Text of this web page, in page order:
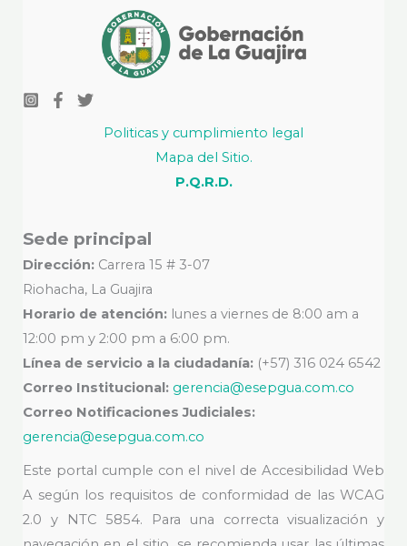
Politicas y cumplimiento legal
Mapa del Sitio.
P.Q.R.D.
Sede principal
Dirección: Carrera 15 # 3-07
Riohacha, La Guajira
Horario de atención: lunes a viernes de 8:00 am a
12:00 pm y 2:00 pm a 6:00 pm.
Línea de servicio a la ciudadanía: (+57) 316 024 6542
Correo Institucional: gerencia@esepgua.com.co
Correo Notificaciones Judiciales:
gerencia@esepgua.com.co
Este portal cumple con el nivel de Accesibilidad Web
A según los requisitos de conformidad de las WCAG
2.0 y NTC 5854. Para una correcta visualización y